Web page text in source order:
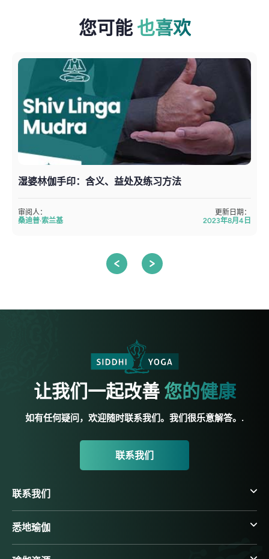
您可能 也喜欢
湿婆林伽手印：含义、益处及练习方法
审阅人：
桑迪普·索兰基
更新日期：
2023年8月4日
让我们一起改善 您的健康
如有任何疑问，欢迎随时联系我们。我们很乐意解答。.
联系我们
联系我们
悉地瑜伽